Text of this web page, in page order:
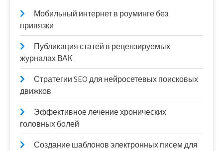
Мобильный интернет в роуминге без
привязки
Публикация статей в рецензируемых
журналах ВАК
Стратегии SEO для нейросетевых поисковых
движков
Эффективное лечение хронических
головных болей
Создание шаблонов электронных писем для